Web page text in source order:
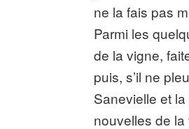
ne la fais pas
Parmi les
de la vigne,
puis, s’il ne
Sanevielle et
nouvelles de